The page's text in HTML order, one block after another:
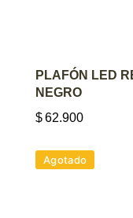
PLAFÓN LED
NEGRO
$62.900
Agotado